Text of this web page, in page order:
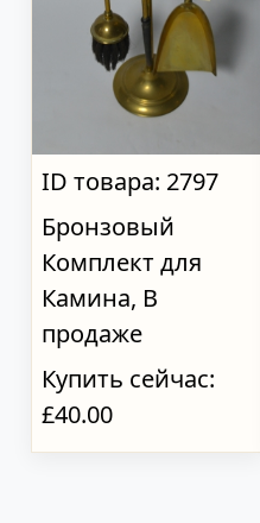
ID товара: 2797
Бронзовый
Комплект для
Камина, В
продаже
Купить сейчас:
£40.00